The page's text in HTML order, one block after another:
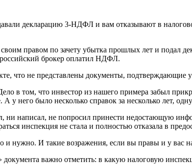
декларацию 3-НДФЛ и вам отказывают в
своим правом по зачету убытка прошлых лет и подал
брокер оплатил НДФЛ.
что не представлены документы, подтверждающие
в том, что инвестор из нашего примера забыл
него было несколько справок за несколько лет,
ни написал, не попросил принести недостающую
инспекция не стала и полностью отказала в
и нужно. И такие возражения, если вы правы и у вас
важно отметить: в какую налоговую